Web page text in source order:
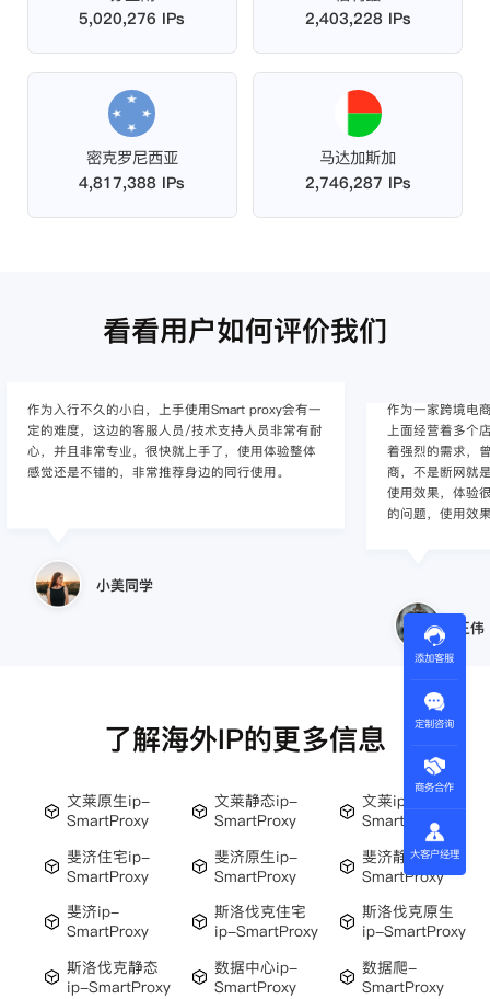
5,020,276 IPs
2,403,228 IPs
密克罗尼西亚
4,817,388 IPs
马达加斯加
2,746,287 IPs
看看用户如何评价我们
作为入行不久的小白，上手使用Smart proxy会有一
定的难度，这边的客服人员/技术支持人员非常有耐
心，并且非常专业，很快就上手了，使用体验整体
感觉还是不错的，非常推荐身边的同行使用。
小美同学
作为一家跨境电
上面经营着多个
着强烈的需求，
商，不是断网就
使用效果，体验
的问题，使用效
王伟
了解海外IP的更多信息
文莱原生ip-
SmartProxy
文莱静态ip-
SmartProxy
文莱ip-
SmartProxy
斐济住宅ip-
SmartProxy
斐济原生ip-
SmartProxy
斐济静态ip-
SmartProxy
斐济ip-
SmartProxy
斯洛伐克住宅
ip-SmartProxy
斯洛伐克原生
ip-SmartProxy
斯洛伐克静态
ip-SmartProxy
数据中心ip-
SmartProxy
数据爬-
SmartProxy
添加客服
定制咨询
商务合作
大客户经理